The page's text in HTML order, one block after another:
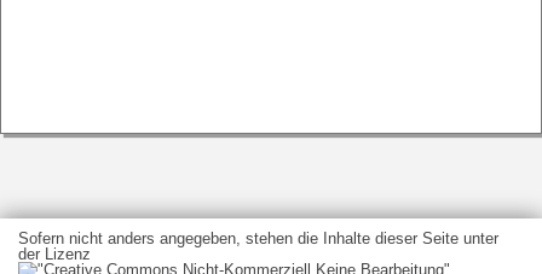
Sofern nicht anders angegeben, stehen die Inhalte dieser Seite unter
der Lizenz